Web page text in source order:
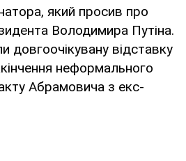
який просив про
Володимира Путіна.
довгоочікувану відставку
неформального
Абрамовича з екс-